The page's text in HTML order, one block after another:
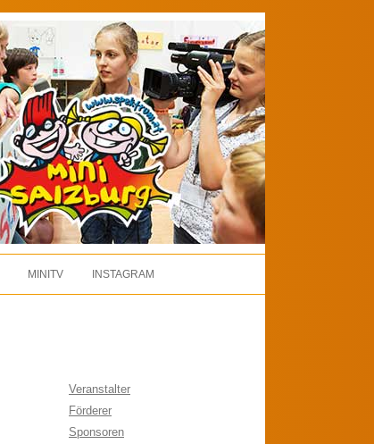
MINITV INSTAGRAM
Veranstalter
Förderer
Sponsoren